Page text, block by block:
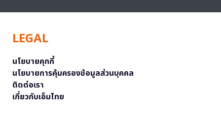
LEGAL
นโยบายคุกกี้
นโยบายการคุ้มครองข้อมูลส่วนบุคคล
ติดต่อเรา
เกี่ยวกับเอ็มไทย